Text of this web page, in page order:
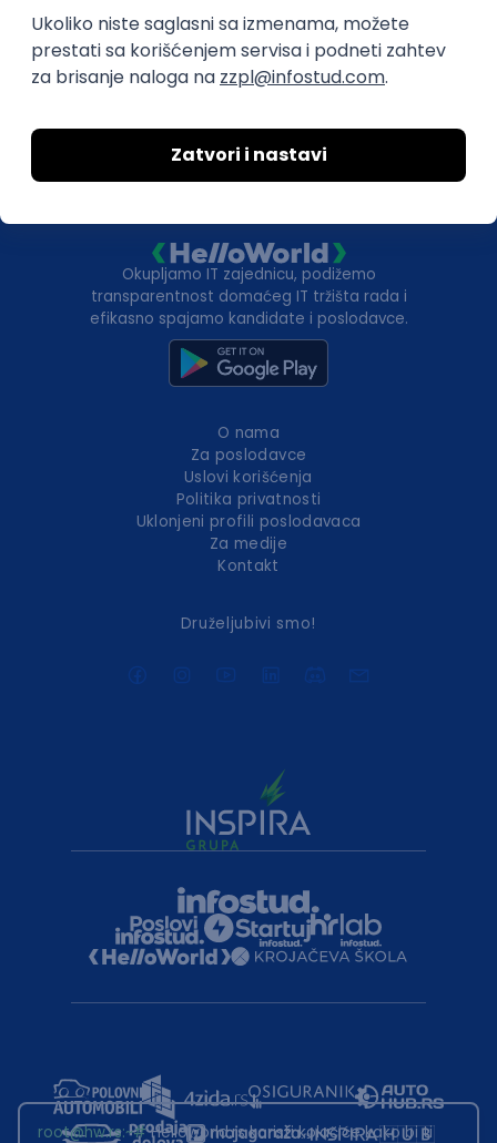
Istaknuti poslodavci
Okupljamo IT zajednicu, podižemo
transparentnost domaćeg IT tržišta rada i
efikasno spajamo kandidate i poslodavce.
O nama
Za poslodavce
Uslovi korišćenja
Politika privatnosti
Uklonjeni profili poslodavaca
Za medije
Kontakt
Druželjubivi smo!
root@hw.rs:~#Helloworld.rs koristi kolačiće kako bi ti